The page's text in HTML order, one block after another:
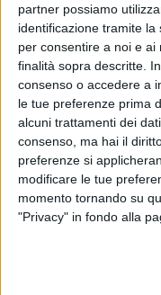
partner possiamo
identificazione tramite
per consentire a noi e
finalità sopra descritte.
consenso o accedere a
le tue preferenze prima
alcuni trattamenti dei
consenso, ma hai il
preferenze si
modificare le tue
momento tornando su
"Privacy" in fondo alla
E’ di un
aereo più
ESTERO 2 GENNAIO